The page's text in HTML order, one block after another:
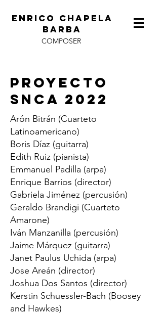
ENRICO CHAPELA
BARBA
COMPOSER
Proyecto
snca 2022
Arón Bitrán (Cuarteto
Latinoamericano)
Boris Díaz (guitarra)
Edith Ruiz (pianista)
Emmanuel Padilla (arpa)
Enrique Barrios (director)
Gabriela Jiménez (percusión)
Geraldo Brandigi (Cuarteto
Amarone)
Iván Manzanilla (percusión)
Jaime Márquez (guitarra)
Janet Paulus Uchida (arpa)
Jose Areán (director)
Joshua Dos Santos (director)
Kerstin Schuessler-Bach (Boosey
and Hawkes)